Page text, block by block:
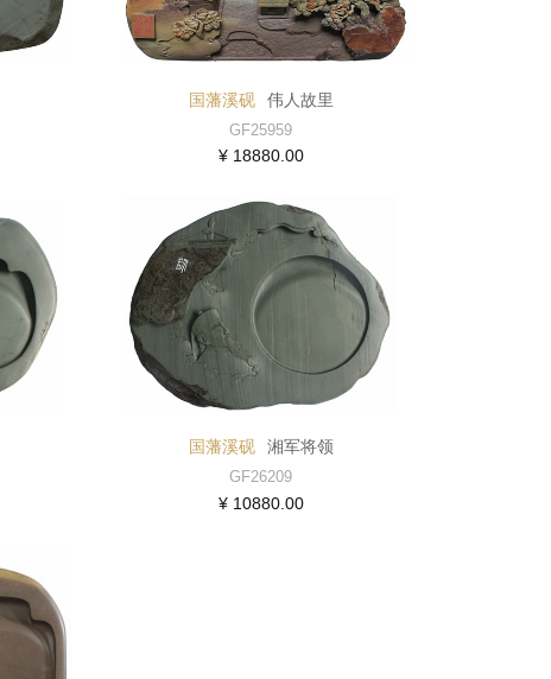
国藩溪砚 伟人故里
GF25959
¥ 18880.00
国藩溪砚 湘军将领
GF26209
¥ 10880.00